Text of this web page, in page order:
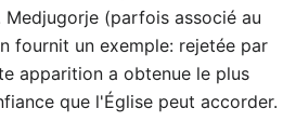
Medjugorje (parfois associé au
fournit un exemple: rejetée par
apparition a obtenue le plus
que l'Église peut accorder.